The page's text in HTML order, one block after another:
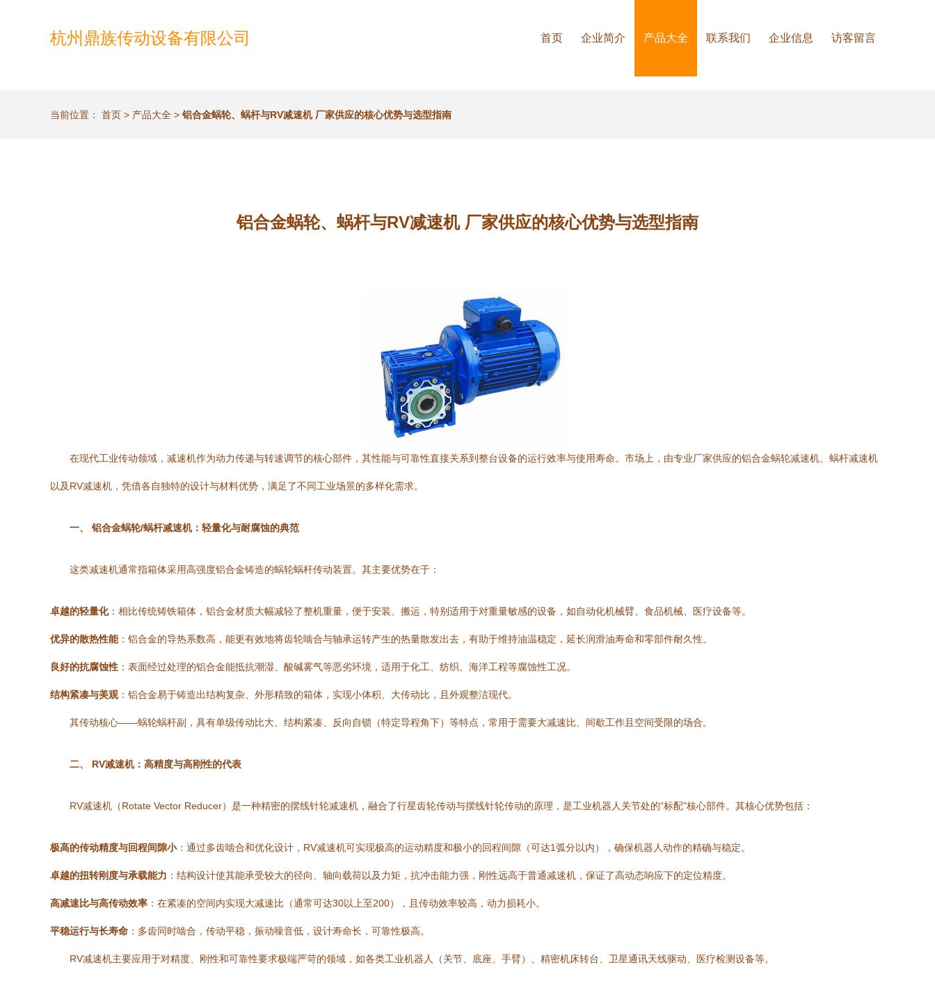
杭州鼎族传动设备有限公司 首页 企业简介 产品大全 联系我们 企业信息 访客留言
当前位置： 首页 > 产品大全 > 铝合金蜗轮、蜗杆与RV减速机 厂家供应的核心优势与选型指南
铝合金蜗轮、蜗杆与RV减速机 厂家供应的核心优势与选型指南
在现代工业传动领域，减速机作为动力传递与转速调节的核心部件，其性能与可靠性直接关系到整台设备的运行效率与使用寿命。市场上，由专业厂家供应的铝合金蜗轮减速机、蜗杆减速机
以及RV减速机，凭借各自独特的设计与材料优势，满足了不同工业场景的多样化需求。
一、 铝合金蜗轮/蜗杆减速机：轻量化与耐腐蚀的典范
这类减速机通常指箱体采用高强度铝合金铸造的蜗轮蜗杆传动装置。其主要优势在于：
卓越的轻量化：相比传统铸铁箱体，铝合金材质大幅减轻了整机重量，便于安装、搬运，特别适用于对重量敏感的设备，如自动化机械臂、食品机械、医疗设备等。
优异的散热性能：铝合金的导热系数高，能更有效地将齿轮啮合与轴承运转产生的热量散发出去，有助于维持油温稳定，延长润滑油寿命和零部件耐久性。
良好的抗腐蚀性 ：表面经过处理的铝合金能抵抗潮湿、酸碱雾气等恶劣环境，适用于化工、纺织、海洋工程等腐蚀性工况。
结构紧凑与美观：铝合金易于铸造出结构复杂、外形精致的箱体，实现小体积、大传动比，且外观整洁现代。
其传动核心——蜗轮蜗杆副，具有单级传动比大、结构紧凑、反向自锁（特定导程角下）等特点，常用于需要大减速比、间歇工作且空间受限的场合。
二、 RV减速机：高精度与高刚性的代表
RV减速机（Rotate Vector Reducer）是一种精密的摆线针轮减速机，融合了行星齿轮传动与摆线针轮传动的原理，是工业机器人关节处的“标配”核心部件。其核心优势包括：
极高的传动精度与回程间隙小：通过多齿啮合和优化设计，RV减速机可实现极高的运动精度和极小的回程间隙（可达1弧分以内），确保机器人动作的精确与稳定。
卓越的扭转刚度与承载能力 ：结构设计使其能承受较大的径向、轴向载荷以及力矩，抗冲击能力强，刚性远高于普通减速机，保证了高动态响应下的定位精度。
高减速比与高传动效率 ：在紧凑的空间内实现大减速比（通常可达30以上至200），且传动效率较高，动力损耗小。
平稳运行与长寿命 ：多齿同时啮合，传动平稳，振动噪音低，设计寿命长，可靠性极高。
RV减速机主要应用于对精度、刚性和可靠性要求极端严苛的领域，如各类工业机器人（关节、底座、手臂）、精密机床转台、卫星通讯天线驱动、医疗检测设备等。